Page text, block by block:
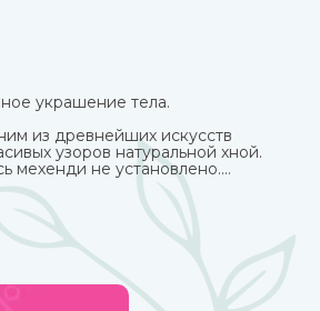
украшение тела.
из древнейших искусств
узоров натуральной хной.
мехенди не установлено.
хной занимались народы
которые привносили в